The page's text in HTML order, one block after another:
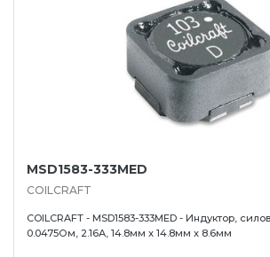
MSD1583-333MED
COILCRAFT
COILCRAFT - MSD1583-333MED - Индуктор,
0.0475Ом, 2.16А, 14.8мм x 14.8мм x 8.6мм